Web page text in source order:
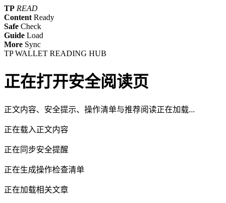
TP READ
Content Ready
Safe Check
Guide Load
More Sync
TP WALLET READING HUB
正在打开安全阅读页
正文内容、安全提示、操作清单与推荐阅读正在加载...
正在载入正文内容
正在同步安全提醒
正在生成操作检查清单
正在加载相关文章